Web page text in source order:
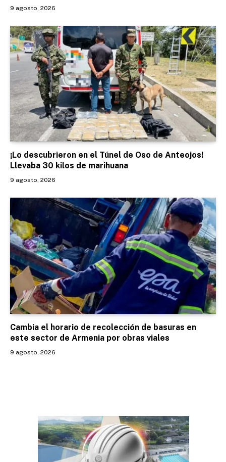
9 agosto, 2026
¡Lo descubrieron en el Túnel de Oso de Anteojos!
Llevaba 30 kilos de marihuana
9 agosto, 2026
Cambia el horario de recolección de basuras en
este sector de Armenia por obras viales
9 agosto, 2026